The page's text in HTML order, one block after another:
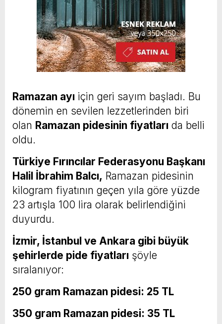
Ramazan ayı için geri sayım başladı. Bu
dönemin en sevilen lezzetlerinden biri
olan Ramazan pidesinin fiyatları da belli
oldu.
Türkiye Fırıncılar Federasyonu Başkanı
Halil İbrahim Balcı, Ramazan pidesinin
kilogram fiyatının geçen yıla göre yüzde
23 artışla 100 lira olarak belirlendiğini
duyurdu.
İzmir, İstanbul ve Ankara gibi büyük
şehirlerde pide fiyatları şöyle
sıralanıyor:
250 gram Ramazan pidesi: 25 TL
350 gram Ramazan pidesi: 35 TL